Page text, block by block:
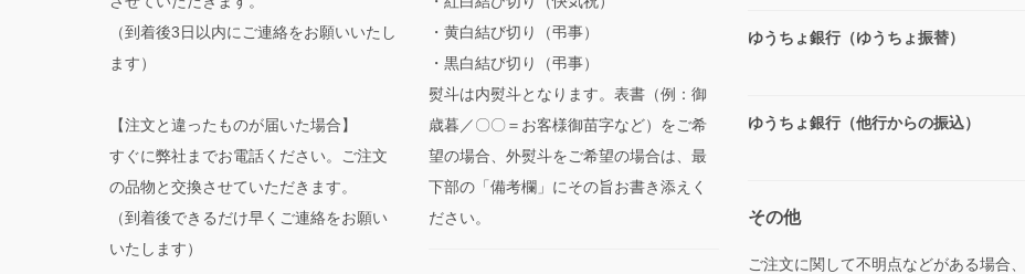
（到着後3日以内にご連絡をお願いいたし
ます）
【注文と違ったものが届いた場合】
すぐに弊社までお電話ください。ご注文
の品物と交換させていただきます。
（到着後できるだけ早くご連絡をお願い
いたします）
・黄白結び切り（弔事）
・黒白結び切り（弔事）
熨斗は内熨斗となります。表書（例：御
歳暮／〇〇＝お客様御苗字など）をご希
望の場合、外熨斗をご希望の場合は、最
下部の「備考欄」にその旨お書き添えく
ださい。
ゆうちょ銀行（ゆうちょ振替）
ゆうちょ銀行（他行からの振込）
その他
ご注文に関して不明点などがある場合、